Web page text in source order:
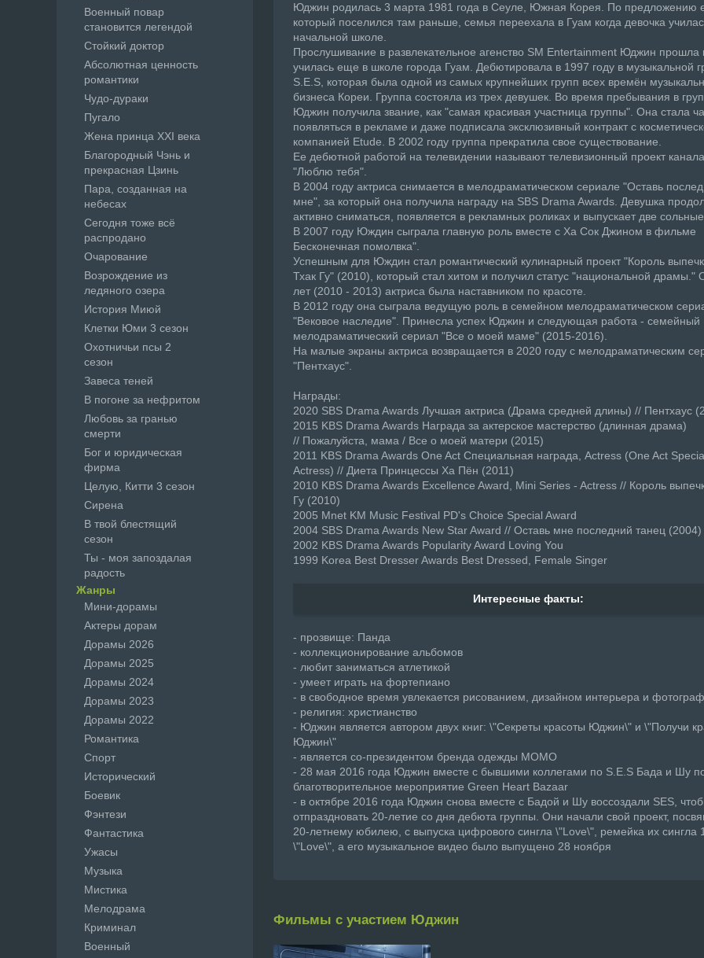
Юджин родилась 3 марта 1981 года в Сеуле, Южная Корея. По предложению
который поселился там раньше, семья переехала в Гуам когда девочка
начальной школе.
Прослушивание в развлекательное агенство SM Entertainment Юджин прошла
училась еще в школе города Гуам. Дебютировала в 1997 году в музыкальной
S.E.S, которая была одной из самых крупнейших групп всех времён
бизнеса Кореи. Группа состояла из трех девушек. Во время пребывания в
Юджин получила звание, как "самая красивая участница группы". Она стала
появляться в рекламе и даже подписала эксклюзивный контракт с
компанией Etude. В 2002 году группа прекратила свое существование.
Ее дебютной работой на телевидении называют телевизионный проект
"Люблю тебя".
В 2004 году актриса снимается в мелодраматическом сериале "Оставь
мне", за который она получила награду на SBS Drama Awards. Девушка
активно сниматься, появляется в рекламных роликах и выпускает две
В 2007 году Юждин сыграла главную роль вместе с Ха Сок Джином в фильме
Бесконечная помолвка".
Успешным для Юждин стал романтический кулинарный проект "Король
Тхак Гу" (2010), который стал хитом и получил статус "национальной драмы."
лет (2010 - 2013) актриса была наставником по красоте.
В 2012 году она сыграла ведущую роль в семейном мелодраматическом
"Вековое наследие". Принесла успех Юджин и следующая работа - семейный
мелодраматический сериал "Все о моей маме" (2015-2016).
На малые экраны актриса возвращается в 2020 году с мелодраматическим
"Пентхаус".
Награды:
2020 SBS Drama Awards Лучшая актриса (Драма средней длины) // Пентхаус
2015 KBS Drama Awards Награда за актерское мастерство (длинная драма)
// Пожалуйста, мама / Все о моей матери (2015)
2011 KBS Drama Awards One Act Специальная награда, Actress (One Act
Actress) // Диета Принцессы Ха Пён (2011)
2010 KBS Drama Awards Excellence Award, Mini Series - Actress // Король
Гу (2010)
2005 Mnet KM Music Festival PD's Choice Special Award
2004 SBS Drama Awards New Star Award // Оставь мне последний танец (2004)
2002 KBS Drama Awards Popularity Award Loving You
1999 Korea Best Dresser Awards Best Dressed, Female Singer
Интересные факты:
- прозвище: Панда
- коллекционирование альбомов
- любит заниматься атлетикой
- умеет играть на фортепиано
- в свободное время увлекается рисованием, дизайном интерьера и
- религия: христианство
- Юджин является автором двух книг: \"Секреты красоты Юджин\" и \"Получи
Юджин\"
- является со-президентом бренда одежды MOMO
- 28 мая 2016 года Юджин вместе с бывшими коллегами по S.E.S Бада и Шу
благотворительное мероприятие Green Heart Bazaar
- в октябре 2016 года Юджин снова вместе с Бадой и Шу воссоздали SES,
отпраздновать 20-летие со дня дебюта группы. Они начали свой проект,
20-летнему юбилею, с выпуска цифрового сингла \"Love\", ремейка их сингла
\"Love\", а его музыкальное видео было выпущено 28 ноября
Фильмы с участием Юджин
Военный повар
становится легендой
Стойкий доктор
Абсолютная ценность
романтики
Чудо-дураки
Пугало
Жена принца XXI века
Благородный Чэнь и
прекрасная Цзинь
Пара, созданная на
небесах
Сегодня тоже всё
распродано
Очарование
Возрождение из
ледяного озера
История Миюй
Клетки Юми 3 сезон
Охотничьи псы 2
сезон
Завеса теней
В погоне за нефритом
Любовь за гранью
смерти
Бог и юридическая
фирма
Целую, Китти 3 сезон
Сирена
В твой блестящий
сезон
Ты - моя запоздалая
радость
Жанры
Мини-дорамы
Актеры дорам
Дорамы 2026
Дорамы 2025
Дорамы 2024
Дорамы 2023
Дорамы 2022
Романтика
Спорт
Исторический
Боевик
Фэнтези
Фантастика
Ужасы
Музыка
Мистика
Мелодрама
Криминал
Военный